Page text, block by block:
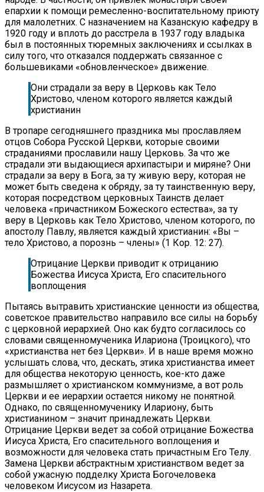
епархии к помощи ремесленно-воспитательному приюту
для малолетних. С назначением на Казанскую кафедру в
1920 году и вплоть до расстрела в 1937 году владыка
был в постоянных тюремных заключениях и ссылках в
силу того, что отказался поддержать связанное с
большевиками «обновленческое» движение.
Они страдали за веру в Церковь как Тело
Христово, членом которого является каждый
христианин
В тропаре сегодняшнего праздника мы прославляем
отцов Собора Русской Церкви, которые своими
страданиями прославили нашу Церковь. За что же
страдали эти выдающиеся архипастыри и миряне? Они
страдали за веру в Бога, за ту живую веру, которая не
может быть сведена к обряду, за ту таинственную веру,
которая посредством церковных Таинств делает
человека «причастником Божеского естества», за ту
веру в Церковь как Тело Христово, членом которого, по
апостолу Павлу, является каждый христианин: «Вы –
тело Христово, а порознь – члены» (1 Кор. 12: 27).
Отрицание Церкви приводит к отрицанию
Божества Иисуса Христа, Его спасительного
воплощения
Пытаясь вытравить христианские ценности из общества,
советское правительство направило все силы на борьбу
с церковной иерархией. Оно как будто согласилось со
словами священномученика Илариона (Троицкого), что
«христианства нет без Церкви». И в наше время можно
услышать слова, что, дескать, этика христианства имеет
для общества некоторую ценность, кое-кто даже
размышляет о христианском коммунизме, а вот роль
Церкви и ее иерархии остается никому не понятной.
Однако, по священномученику Илариону, быть
христианином – значит принадлежать Церкви.
Отрицание Церкви ведет за собой отрицание Божества
Иисуса Христа, Его спасительного воплощения и
возможности для человека стать причастным Его Телу.
Замена Церкви абстрактным христианством ведет за
собой ужасную подделку Христа Богочеловека
человеком Иисусом из Назарета.